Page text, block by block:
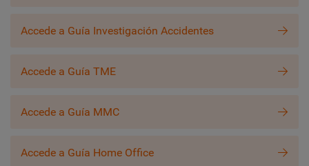
Accede a Guía Investigación Accidentes
Accede a Guía TME
Accede a Guía MMC
Accede a Guía Home Office